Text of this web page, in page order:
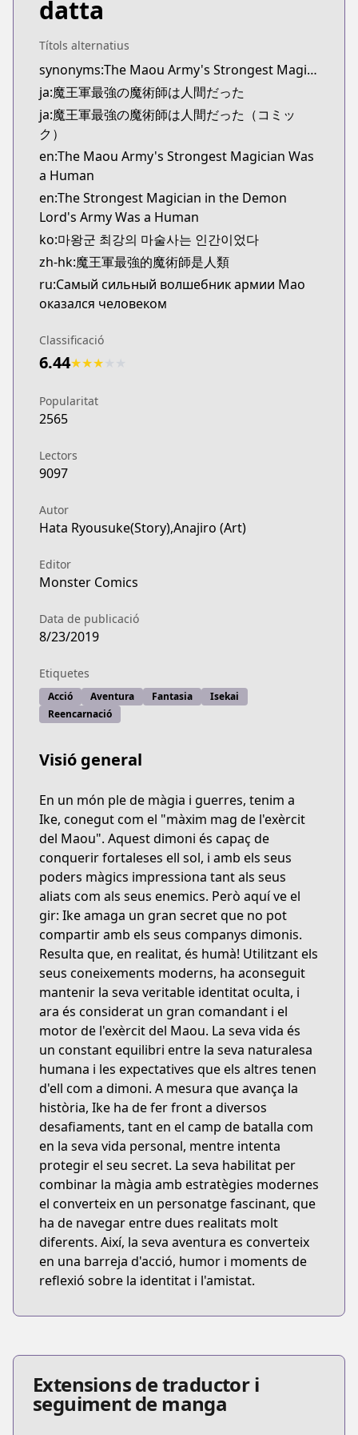
Kitsu
https://kitsu.app/manga/57016
CDJapan
CDJapan
https://www.anime-planet.com/manga/https://
MangaUpdates
MangaUpdates
https://www.mangaupdates.com/
novelUpdates
novelUpdates
https://www.novelupdates.com/series/maou-
Book☆Walker
Book☆Walker
https://bookwalker.jp/series/214322/list
datta
Títols alternatius
synonyms:The Maou Army's Strongest Magician Was a Human
ja:魔王軍最強の魔術師は人間だった
ja:魔王軍最強の魔術師は人間だった（コミッ
ク）
en:The Maou Army's Strongest Magician Was
a Human
en:The Strongest Magician in the Demon
Lord's Army Was a Human
ko:마왕군 최강의 마술사는 인간이었다
zh-hk:魔王軍最強的魔術師是人類
ru:Самый сильный волшебник армии Мао
оказался человеком
Classificació
6.44★★★
Popularitat
2565
Lectors
9097
Autor
Hata Ryousuke(Story),Anajiro (Art)
Editor
Monster Comics
Data de publicació
8/23/2019
Etiquetes
Acció Aventura Fantasia
Isekai
Reencarnació
Visió general
En un món ple de màgia i guerres, tenim a
Ike, conegut com el "màxim mag de l'exèrcit
del Maou". Aquest dimoni és capaç de
conquerir fortaleses ell sol, i amb els seus
poders màgics impressiona tant als seus
aliats com als seus enemics. Però aquí ve el
gir: Ike amaga un gran secret que no pot
compartir amb els seus companys dimonis.
Resulta que, en realitat, és humà! Utilitzant els
seus coneixements moderns, ha aconseguit
mantenir la seva veritable identitat oculta, i
ara és considerat un gran comandant i el
motor de l'exèrcit del Maou. La seva vida és
un constant equilibri entre la seva naturalesa
humana i les expectatives que els altres tenen
d'ell com a dimoni. A mesura que avança la
història, Ike ha de fer front a diversos
desafiaments, tant en el camp de batalla com
en la seva vida personal, mentre intenta
protegir el seu secret. La seva habilitat per
combinar la màgia amb estratègies modernes
el converteix en un personatge fascinant, que
ha de navegar entre dues realitats molt
diferents. Així, la seva aventura es converteix
en una barreja d'acció, humor i moments de
reflexió sobre la identitat i l'amistat.
Extensions de traductor i
seguiment de manga